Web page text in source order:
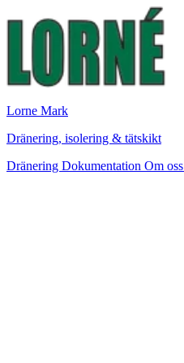
Lorne Mark
Dränering, isolering & tätskikt
Dränering Dokumentation Om oss